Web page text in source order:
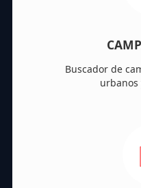
Buscador de
urbanos